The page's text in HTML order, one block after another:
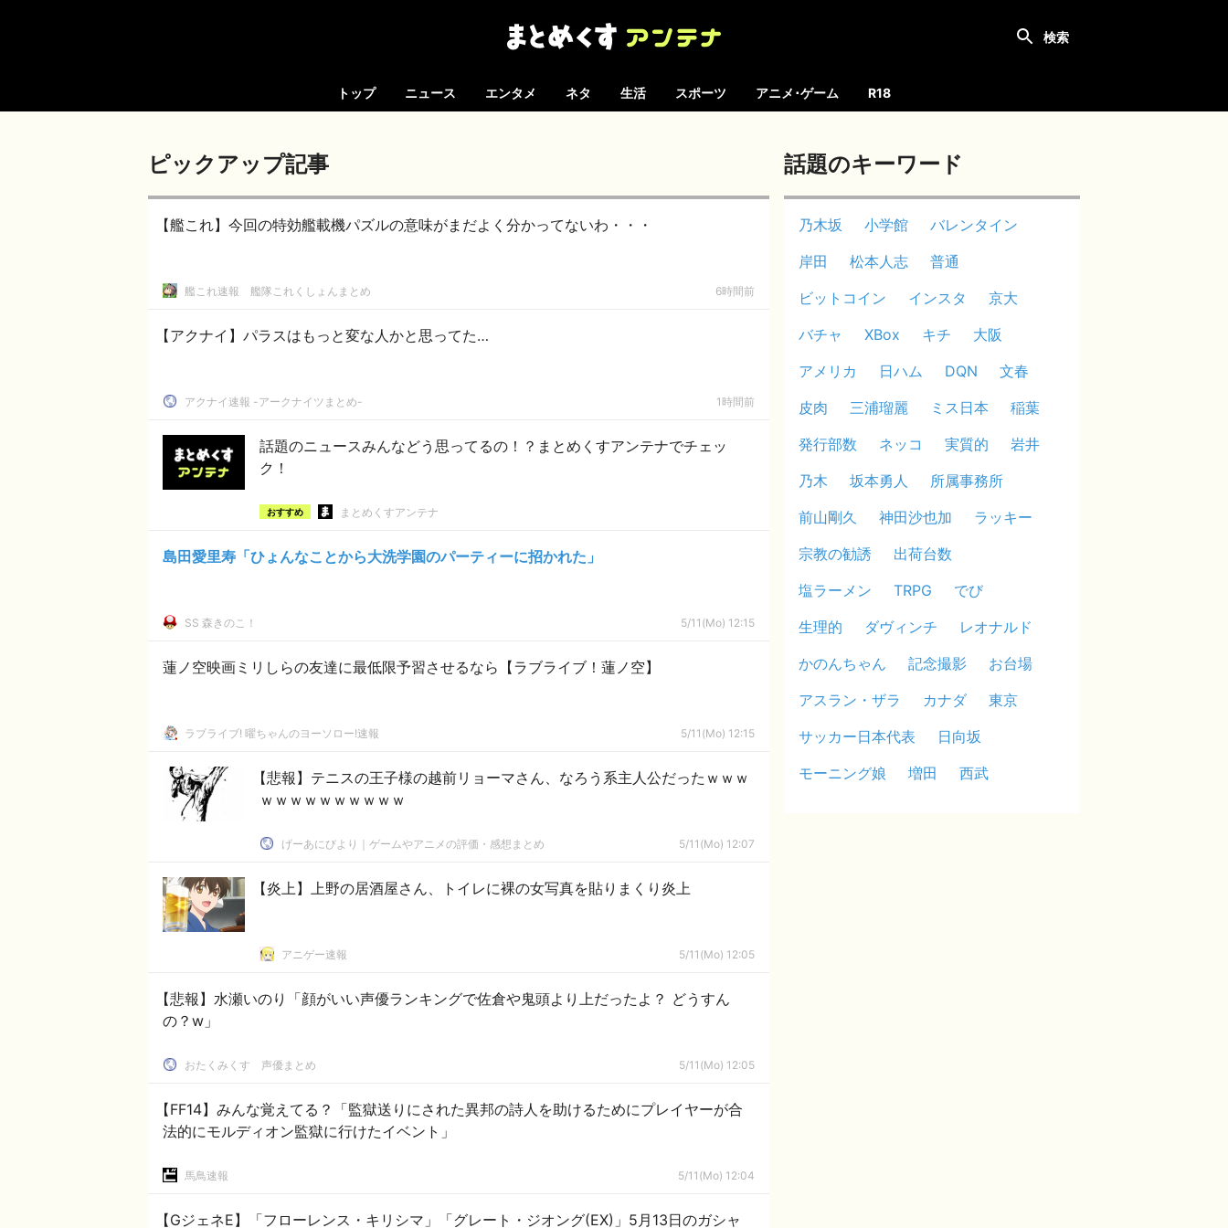
トップ ニュース エンタメ ネタ 生活 スポーツ アニメ･ゲーム R18
ピックアップ記事
【艦これ】今回の特効艦載機パズルの意味がまだよく分かってないわ・・・
艦これ速報 艦隊これくしょんまとめ 6時間前
【アクナイ】パラスはもっと変な人かと思ってた…
アクナイ速報 -アークナイツまとめ- 1時間前
話題のニュースみんなどう思ってるの！？まとめくすアンテナでチェッ
ク！
おすすめ まとめくすアンテナ
島田愛里寿「ひょんなことから大洗学園のパーティーに招かれた」
SS 森きのこ！ 5/11(Mo) 12:15
蓮ノ空映画ミリしらの友達に最低限予習させるなら【ラブライブ！蓮ノ空】
ラブライブ! 曜ちゃんのヨーソロー!速報 5/11(Mo) 12:15
【悲報】テニスの王子様の越前リョーマさん、なろう系主人公だったｗｗｗ
ｗｗｗｗｗｗｗｗｗｗ
げーあにびより｜ゲームやアニメの評価・感想まとめ 5/11(Mo) 12:07
【炎上】上野の居酒屋さん、トイレに裸の女写真を貼りまくり炎上
アニゲー速報 5/11(Mo) 12:05
【悲報】水瀬いのり「顔がいい声優ランキングで佐倉や鬼頭より上だったよ？ どうすん
の？w」
おたくみくす 声優まとめ 5/11(Mo) 12:05
【FF14】みんな覚えてる？「監獄送りにされた異邦の詩人を助けるためにプレイヤーが合
法的にモルディオン監獄に行けたイベント」
馬鳥速報 5/11(Mo) 12:04
【GジェネE】「フローレンス・キリシマ」「グレート・ジオング(EX)」5月13日のガシャ
話題のキーワード
乃木坂 小学館
バレンタイン
岸田
松本人志
普通
ビットコイン
インスタ
京大
バチャ
XBox キチ
大阪
アメリカ
日ハム DQN
文春
皮肉
三浦瑠麗 ミス日本
稲葉
発行部数
ネッコ 実質的
岩井
乃木
坂本勇人
所属事務所
前山剛久
神田沙也加
ラッキー
宗教の勧誘
出荷台数
塩ラーメン
TRPG
でび
生理的
ダヴィンチ
レオナルド
かのんちゃん
記念撮影
お台場
アスラン・ザラ
カナダ
東京
サッカー日本代表
日向坂
モーニング娘
増田 西武